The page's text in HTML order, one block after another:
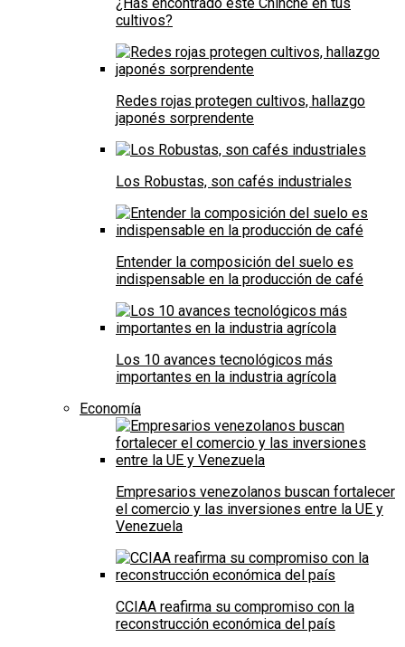
¿Has encontrado este Chinche en tus
cultivos?
Redes rojas protegen cultivos, hallazgo
japonés sorprendente
Los Robustas, son cafés industriales
Entender la composición del suelo es
indispensable en la producción de café
Los 10 avances tecnológicos más
importantes en la industria agrícola
Economía
Empresarios venezolanos buscan fortalecer
el comercio y las inversiones entre la UE y
Venezuela
CCIAA reafirma su compromiso con la
reconstrucción económica del país